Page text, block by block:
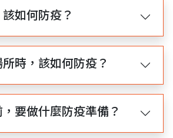
如何防疫？
時，該如何防疫？
要做什麼防疫準備？